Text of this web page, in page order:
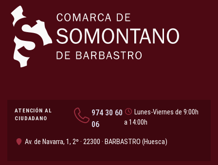
ATENCIÓN AL
CIUDADANO
974 30 60
06
Lunes-Viernes de 9:00h
a 14:00h
Av. de Navarra, 1, 2º · 22300 · BARBASTRO (Huesca)